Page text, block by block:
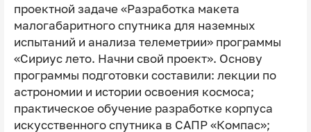
проектной задаче «Разработка макета
малогабаритного спутника для наземных
испытаний и анализа телеметрии» программы
«Сириус лето. Начни свой проект». Основу
программы подготовки составили: лекции по
астрономии и истории освоения космоса;
практическое обучение разработке корпуса
искусственного спутника в САПР «Компас»;